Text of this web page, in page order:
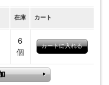
在庫 カート
6
個